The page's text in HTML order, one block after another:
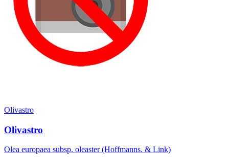
Olivastro
Olivastro
Olea europaea subsp. oleaster (Hoffmanns. & Link)